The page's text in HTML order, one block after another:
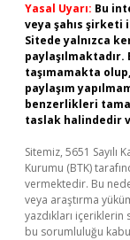
Yasal Uyarı: Bu
veya şahıs şirketi
Sitede yalnızca
taşımamakta
paylaşım
benzerlikleri
taslak halindedir
Sitemiz, 5651
Kurumu (BTK)
vermektedir. Bu
veya araştırma
yazdıkları
bu sorumluluğu